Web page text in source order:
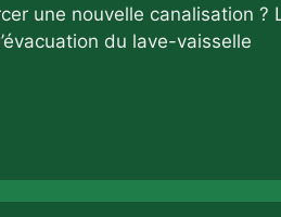
une nouvelle canalisation ?
du lave-vaisselle